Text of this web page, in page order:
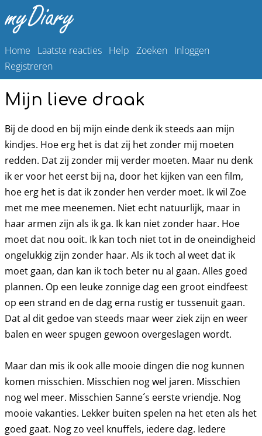
Home Laatste reacties Help Zoeken Inloggen
Registreren
Mijn lieve draak
Bij de dood en bij mijn einde denk ik steeds aan mijn
kindjes. Hoe erg het is dat zij het zonder mij moeten
redden. Dat zij zonder mij verder moeten. Maar nu denk
ik er voor het eerst bij na, door het kijken van een film,
hoe erg het is dat ik zonder hen verder moet. Ik wil Zoe
met me mee meenemen. Niet echt natuurlijk, maar in
haar armen zijn als ik ga. Ik kan niet zonder haar. Hoe
moet dat nou ooit. Ik kan toch niet tot in de oneindigheid
ongelukkig zijn zonder haar. Als ik toch al weet dat ik
moet gaan, dan kan ik toch beter nu al gaan. Alles goed
plannen. Op een leuke zonnige dag een groot eindfeest
op een strand en de dag erna rustig er tussenuit gaan.
Dat al dit gedoe van steeds maar weer ziek zijn en weer
balen en weer spugen gewoon overgeslagen wordt.
Maar dan mis ik ook alle mooie dingen die nog kunnen
komen misschien. Misschien nog wel jaren. Misschien
nog wel meer. Misschien Sanne´s eerste vriendje. Nog
mooie vakanties. Lekker buiten spelen na het eten als het
goed gaat. Nog zo veel knuffels, iedere dag. Iedere